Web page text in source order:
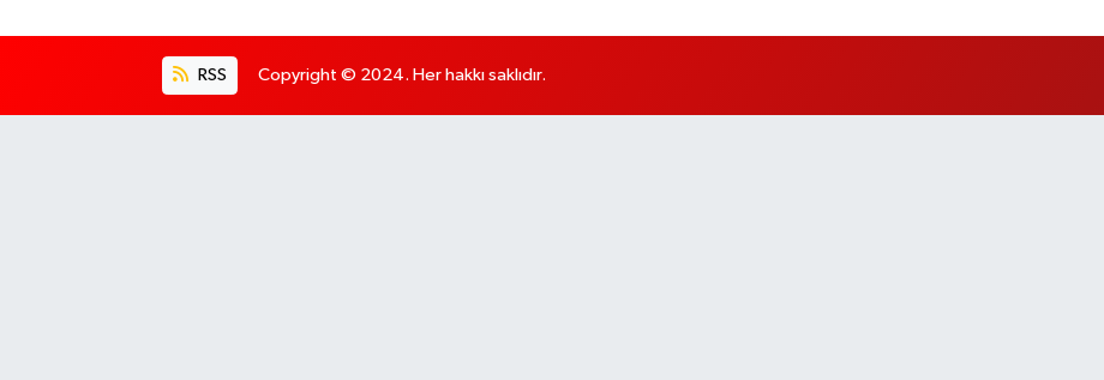
RSS Copyright © 2024. Her hakkı saklıdır.